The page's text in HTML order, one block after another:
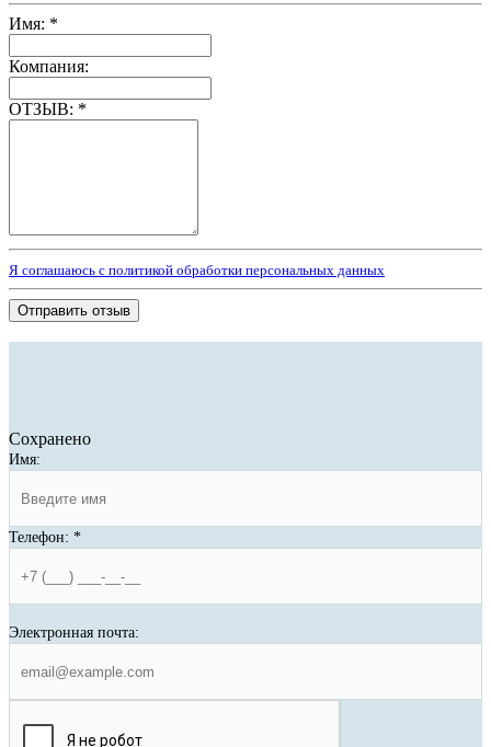
Имя: *
Компания:
ОТЗЫВ: *
Я соглашаюсь с политикой обработки персональных данных
Отправить отзыв
Сохранено
Имя:
Телефон: *
Электронная почта: